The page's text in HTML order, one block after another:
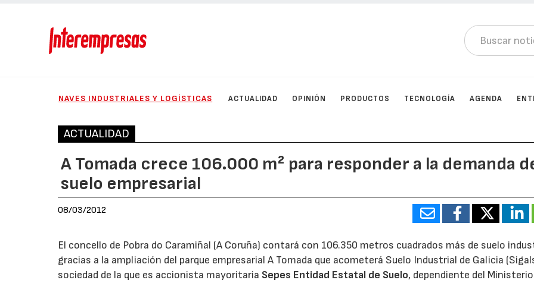
NAVES INDUSTRIALES Y LOGÍSTICAS ACTUALIDAD OPINIÓN PRODUCTOS TECNOLOGÍA AGENDA
ACTUALIDAD
A Tomada crece 106.000 m² para responder a la demanda
suelo empresarial
08/03/2012
El concello de Pobra do Caramiñal (A Coruña) contará con 106.350 metros cuadrados más de suelo
gracias a la ampliación del parque empresarial A Tomada que acometerá Suelo Industrial de Galicia
sociedad de la que es accionista mayoritaria Sepes Entidad Estatal de Suelo, dependiente del